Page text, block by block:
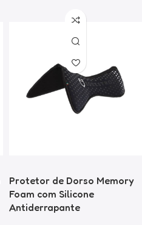
Protetor de Dorso Memory
Foam com Silicone
Antiderrapante